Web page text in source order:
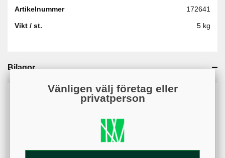
Artikelnummer 172641
Vikt / st. 5 kg
Bilagor
Kan du inte öppna bilagan? På mobil kan nedladdningar
blockeras av webbläsarens inställningar. Kontrollera att
Säkerhetsdatablad - (379.21KB)
Vänligen välj företag eller
privatperson